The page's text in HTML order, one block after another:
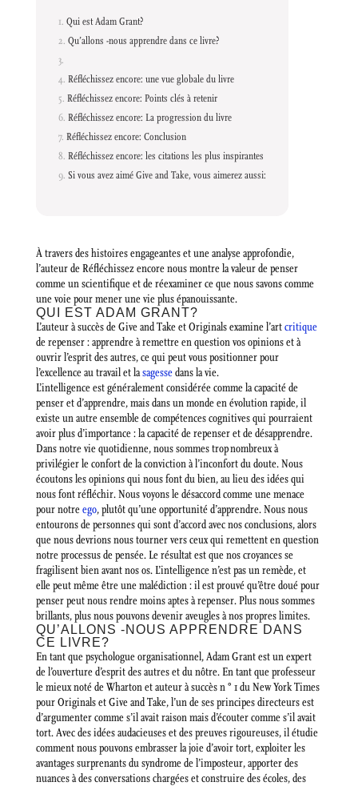
Qui est Adam Grant?
Qu’allons -nous apprendre dans ce livre?
Réfléchissez encore: une vue globale du livre
Réfléchissez encore: Points clés à retenir
Réfléchissez encore: La progression du livre
Réfléchissez encore: Conclusion
Réfléchissez encore: les citations les plus inspirantes
Si vous avez aimé Give and Take, vous aimerez aussi:
À travers des histoires engageantes et une analyse approfondie,
l’auteur de Réfléchissez encore nous montre la valeur de penser
comme un scientifique et de réexaminer ce que nous savons comme
une voie pour mener une vie plus épanouissante.
QUI EST ADAM GRANT?
L’auteur à succès de Give and Take et Originals examine l’artcritique
de repenser : apprendre à remettre en question vos opinions et à
ouvrir l’esprit des autres, ce qui peut vous positionner pour
l’excellence au travail et lasagessedans la vie.
L’intelligence est généralement considérée comme la capacité de
penser et d’apprendre, mais dans un monde en évolution rapide, il
existe un autre ensemble de compétences cognitives qui pourraient
avoir plus d’importance : la capacité de repenser et de désapprendre.
Dans notre vie quotidienne, nous sommes trop nombreux à
privilégier le confort de la conviction à l’inconfort du doute. Nous
écoutons les opinions qui nous font du bien, au lieu des idées qui
nous font réfléchir. Nous voyons le désaccord comme une menace
pour notreego, plutôt qu’une opportunité d’apprendre. Nous nous
entourons de personnes qui sont d’accord avec nos conclusions, alors
que nous devrions nous tourner vers ceux qui remettent en question
notre processus de pensée. Le résultat est que nos croyances se
fragilisent bien avant nos os. L’intelligence n’est pas un remède, et
elle peut même être une malédiction : il est prouvé qu’être doué pour
penser peut nous rendre moins aptes à repenser. Plus nous sommes
brillants, plus nous pouvons devenir aveugles à nos propres limites.
QU’ALLONS -NOUS APPRENDRE DANS
CE LIVRE?
En tant que psychologue organisationnel, Adam Grant est un expert
de l’ouverture d’esprit des autres et du nôtre. En tant que professeur
le mieux noté de Wharton et auteur à succès n ° 1 du New York Times
pour Originals et Give and Take, l’un de ses principes directeurs est
d’argumenter comme s’il avait raison mais d’écouter comme s’il avait
tort. Avec des idées audacieuses et des preuves rigoureuses, il étudie
comment nous pouvons embrasser la joie d’avoir tort, exploiter les
avantages surprenants du syndrome de l’imposteur, apporter des
nuances à des conversations chargées et construire des écoles, des